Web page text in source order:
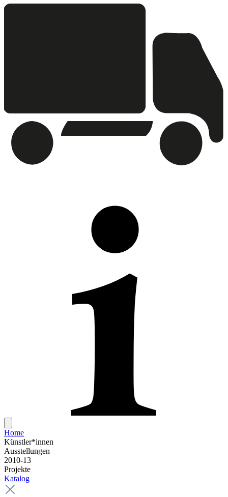
Home
Künstler*innen
Ausstellungen
2010-13
Projekte
Katalog